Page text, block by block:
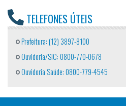
TELEFONES ÚTEIS
Prefeitura: (12) 3897-8100
Ouvidoria/SIC: 0800-770-0678
Ouvidoria Saúde: 0800-779-4545